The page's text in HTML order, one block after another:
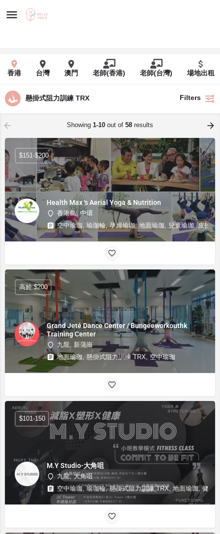
香港 台灣 澳門 老師(香港) 老師(台灣) 場地出租
懸掛式阻力訓練 TRX Filters
Showing 1-10 out of 58 results
Health Max 's Aerial Yoga & Nutrition
香港島, 中環
空中瑜珈, 瑜珈輪, 孕婦瑜珈, 地面瑜珈, 兒童瑜珈, 皮拉
$151-$200
Grand Jeté Dance Center / Bungeeworkouthk
Training Center
九龍, 新蒲崗
地面瑜珈, 懸掛式阻力訓練 TRX, 空中瑜珈
高於 $200
M.Y Studio-大角咀
九龍, 大角咀
空中瑜珈, 瑜珈輪, 懸掛式阻力訓練 TRX, 地面瑜珈, 健身
$101-150